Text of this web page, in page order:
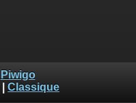
Piwigo
Classique